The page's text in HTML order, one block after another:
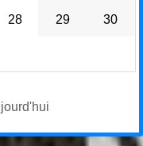
28 29 30